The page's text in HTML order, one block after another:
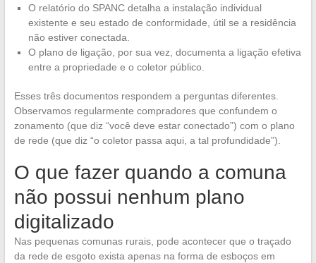
O relatório do SPANC detalha a instalação individual
existente e seu estado de conformidade, útil se a residência
não estiver conectada.
O plano de ligação, por sua vez, documenta a ligação efetiva
entre a propriedade e o coletor público.
Esses três documentos respondem a perguntas diferentes.
Observamos regularmente compradores que confundem o
zonamento (que diz “você deve estar conectado”) com o plano
de rede (que diz “o coletor passa aqui, a tal profundidade”).
O que fazer quando a comuna
não possui nenhum plano
digitalizado
Nas pequenas comunas rurais, pode acontecer que o traçado
da rede de esgoto exista apenas na forma de esboços em